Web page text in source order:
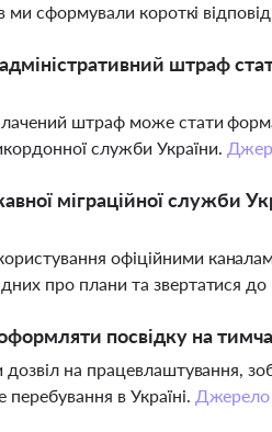
ми сформували короткі
штраф
штраф може стати
служби України.
міграційної служби
офіційними
про плани та звертатися до
посвідку на
дозвіл на працевлаштування,
в Україні. Джерело